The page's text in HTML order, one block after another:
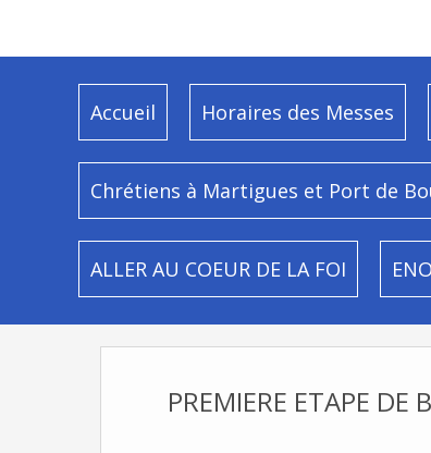
Accueil Horaires des Messes
Chrétiens à Martigues et Port de
ALLER AU COEUR DE LA FOI
PREMIERE ETAPE DE